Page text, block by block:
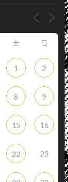
土 日
1 2
8 9
15 16
22 23